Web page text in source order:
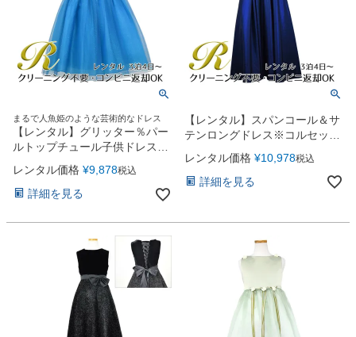
Angel's Photo Studio
対応 七五三・発表会・記念撮影
予約 Web または お電話
特典 ヘアメイク・着付け
スタジオを予約 →
まるで人魚姫のような芸術的なドレス
【レンタル】グリッター％パー
ルトップチュール子供ドレス
(ccd800)ティールグリーン
レンタル価格 ¥9,878税込
詳細を見る
【レンタル】スパンコール＆サ
テンロングドレス※コルセット
バックリボン結び型(YP136C)
ネイビー
レンタル価格 ¥10,978税込
詳細を見る